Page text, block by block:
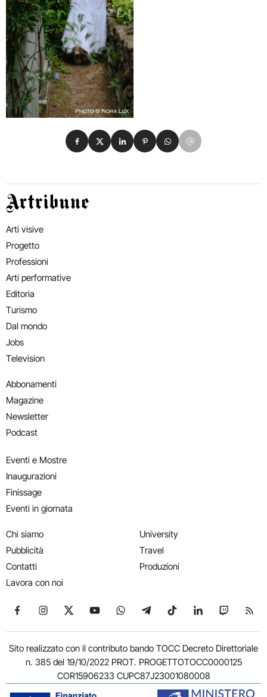
Condividi su Facebook
Condividi su X
Condividi su LinkedIn
Condividi su Pinterest
Condividi su WhatsApp
Condividi su Email
Artribune
Arti visive
Progetto
Professioni
Arti performative
Editoria
Turismo
Dal mondo
Jobs
Television
Abbonamenti
Magazine
Newsletter
Podcast
Eventi e Mostre
Inaugurazioni
Finissage
Eventi in giornata
Chi siamo
Pubblicità
Contatti
Lavora con noi
University
Travel
Produzioni
Seguici su Facebook
Seguici su Instagram
Seguici su X
Seguici su YouTube
Seguici su WhatsApp
Seguici su Telegram
Seguici su TikTok
Seguici su
Seguici
Sito realizzato con il contributo bando TOCC Decreto Direttoriale
n. 385 del 19/10/2022 PROT. PROGETTOTOCC0000125
COR15906233 CUPC87J23001080008